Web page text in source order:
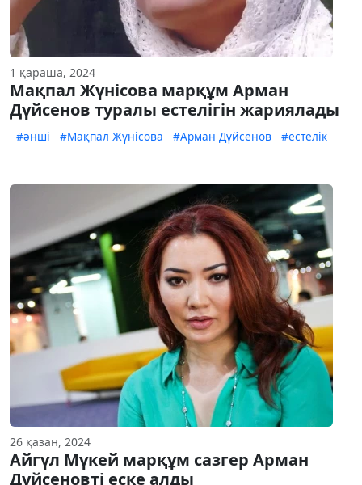
1 қараша, 2024
Мақпал Жүнісова марқұм Арман
Дүйсенов туралы естелігін жариялады
#әнші #Мақпал Жүнісова #Арман Дүйсенов #естелік
26 қазан, 2024
Айгүл Мүкей марқұм сазгер Арман
Дүйсеновті еске алды